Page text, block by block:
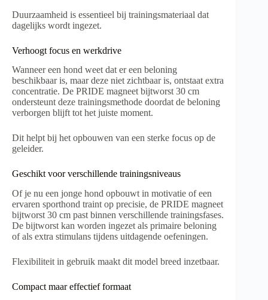
Duurzaamheid is essentieel bij trainingsmateriaal dat
dagelijks wordt ingezet.
Verhoogt focus en werkdrive
Wanneer een hond weet dat er een beloning
beschikbaar is, maar deze niet zichtbaar is, ontstaat extra
concentratie. De PRIDE magneet bijtworst 30 cm
ondersteunt deze trainingsmethode doordat de beloning
verborgen blijft tot het juiste moment.
Dit helpt bij het opbouwen van een sterke focus op de
geleider.
Geschikt voor verschillende trainingsniveaus
Of je nu een jonge hond opbouwt in motivatie of een
ervaren sporthond traint op precisie, de PRIDE magneet
bijtworst 30 cm past binnen verschillende trainingsfases.
De bijtworst kan worden ingezet als primaire beloning
of als extra stimulans tijdens uitdagende oefeningen.
Flexibiliteit in gebruik maakt dit model breed inzetbaar.
Compact maar effectief formaat